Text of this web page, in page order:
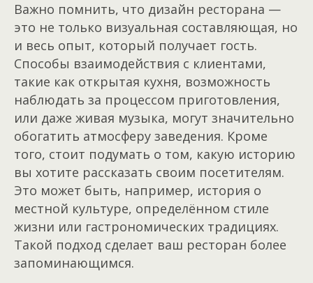
Важно помнить, что дизайн ресторана —
это не только визуальная составляющая, но
и весь опыт, который получает гость.
Способы взаимодействия с клиентами,
такие как открытая кухня, возможность
наблюдать за процессом приготовления,
или даже живая музыка, могут значительно
обогатить атмосферу заведения. Кроме
того, стоит подумать о том, какую историю
вы хотите рассказать своим посетителям.
Это может быть, например, история о
местной культуре, определённом стиле
жизни или гастрономических традициях.
Такой подход сделает ваш ресторан более
запоминающимся.